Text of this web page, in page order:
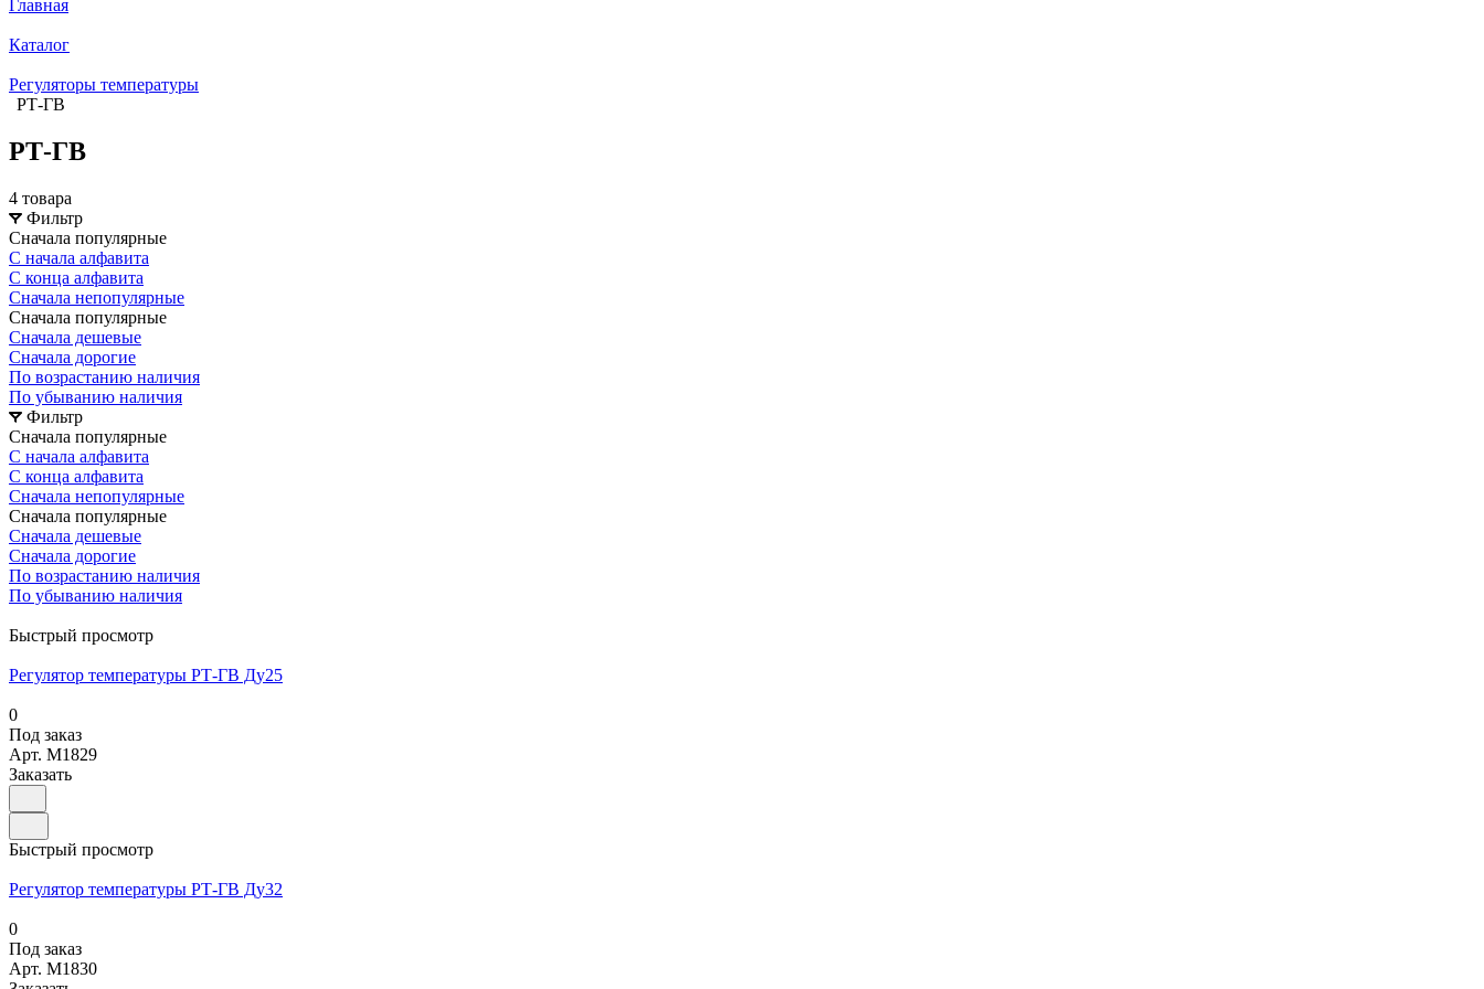
Главная
Каталог
Регуляторы температуры
РТ-ГВ
РТ-ГВ
4 товара
Фильтр
Сначала популярные
С начала алфавита
С конца алфавита
Сначала непопулярные
Сначала популярные
Сначала дешевые
Сначала дорогие
По возрастанию наличия
По убыванию наличия
Фильтр
Сначала популярные
С начала алфавита
С конца алфавита
Сначала непопулярные
Сначала популярные
Сначала дешевые
Сначала дорогие
По возрастанию наличия
По убыванию наличия
Быстрый просмотр
Регулятор температуры РТ-ГВ Ду25
0
Под заказ
Арт. M1829
Заказать
Быстрый просмотр
Регулятор температуры РТ-ГВ Ду32
0
Под заказ
Арт. M1830